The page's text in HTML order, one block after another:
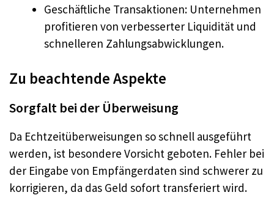
Geschäftliche Transaktionen: Unternehmen
profitieren von verbesserter Liquidität und
schnelleren Zahlungsabwicklungen.
Zu beachtende Aspekte
Sorgfalt bei der Überweisung
Da Echtzeitüberweisungen so schnell ausgeführt
werden, ist besondere Vorsicht geboten. Fehler bei
der Eingabe von Empfängerdaten sind schwerer zu
korrigieren, da das Geld sofort transferiert wird.